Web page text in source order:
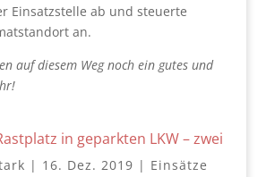
Einsatzstelle ab und steuerte
an.
auf diesem Weg noch ein gutes und
in geparkten LKW – zwei
| 16. Dez. 2019 | Einsätze